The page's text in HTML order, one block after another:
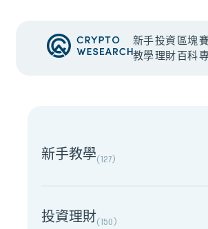
新手
教學
投資
理財
區塊
百科
NEW EVENT
新手教學(127)
投資理財(150)